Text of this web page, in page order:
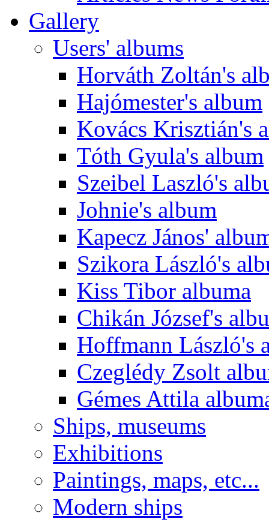
Gallery
Users' albums
Horváth Zoltán's
Hajómester's album
Kovács Krisztián's
Tóth Gyula's album
Szeibel Laszló's
Johnie's album
Kapecz János'
Szikora László's
Kiss Tibor albuma
Chikán József's
Hoffmann László's
Czeglédy Zsolt
Gémes Attila
Ships, museums
Exhibitions
Paintings, maps, etc...
Modern ships